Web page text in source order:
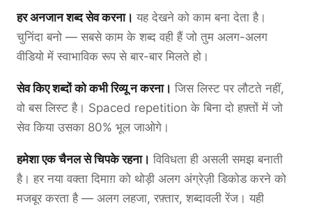
हर अनजान शब्द सेव करना। यह देखने को काम बना देता है।
चुनिंदा बनो — सबसे काम के शब्द वही हैं जो तुम अलग-अलग
वीडियो में स्वाभाविक रूप से बार-बार मिलते हो।
सेव किए शब्दों को कभी रिव्यू न करना। जिस लिस्ट पर लौटते नहीं,
वो बस लिस्ट है। Spaced repetition के बिना दो हफ़्तों में जो
सेव किया उसका 80% भूल जाओगे।
हमेशा एक चैनल से चिपके रहना। विविधता ही असली समझ बनाती
है। हर नया वक्ता दिमाग़ को थोड़ी अलग अंग्रेज़ी डिकोड करने को
मजबूर करता है — अलग लहजा, रफ़्तार, शब्दावली रेंज। यही